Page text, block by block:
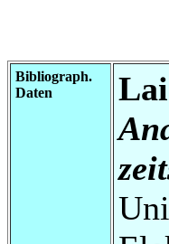
Bibliograph.
Daten